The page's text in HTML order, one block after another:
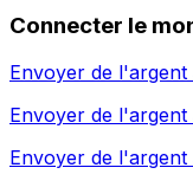
Connecter le
Envoyer de l'argent
Envoyer de l'argent
Envoyer de l'argent